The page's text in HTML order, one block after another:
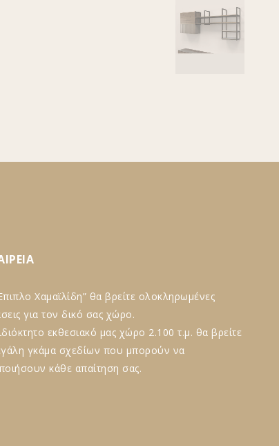
Χαμαϊλίδη” θα βρείτε ολοκληρωμένες
για τον δικό σας χώρο.
εκθεσιακό μας χώρο 2.100 τ.μ. θα βρείτε
γκάμα σχεδίων που μπορούν να
κάθε απαίτηση σας.